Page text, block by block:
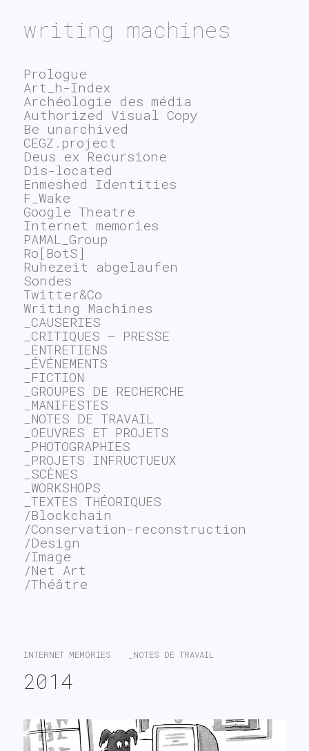
writing machines
INTERNET MEMORIES _NOTES DE TRAVAIL
2014
Prologue
Art_h-Index
Archéologie des média
Authorized Visual Copy
Be unarchived
CEGZ.project
Deus ex Recursione
Dis-located
Enmeshed Identities
F_Wake
Google Theatre
Internet memories
PAMAL_Group
Ro[BotS]
Ruhezeit abgelaufen
Sondes
Twitter&Co
Writing Machines
_CAUSERIES
_CRITIQUES – PRESSE
_ENTRETIENS
_ÉVÉNEMENTS
_FICTION
_GROUPES DE RECHERCHE
_MANIFESTES
_NOTES DE TRAVAIL
_OEUVRES ET PROJETS
_PHOTOGRAPHIES
_PROJETS INFRUCTUEUX
_SCÈNES
_WORKSHOPS
_TEXTES THÉORIQUES
/Blockchain
/Conservation-reconstruction
/Design
/Image
/Net Art
/Théâtre